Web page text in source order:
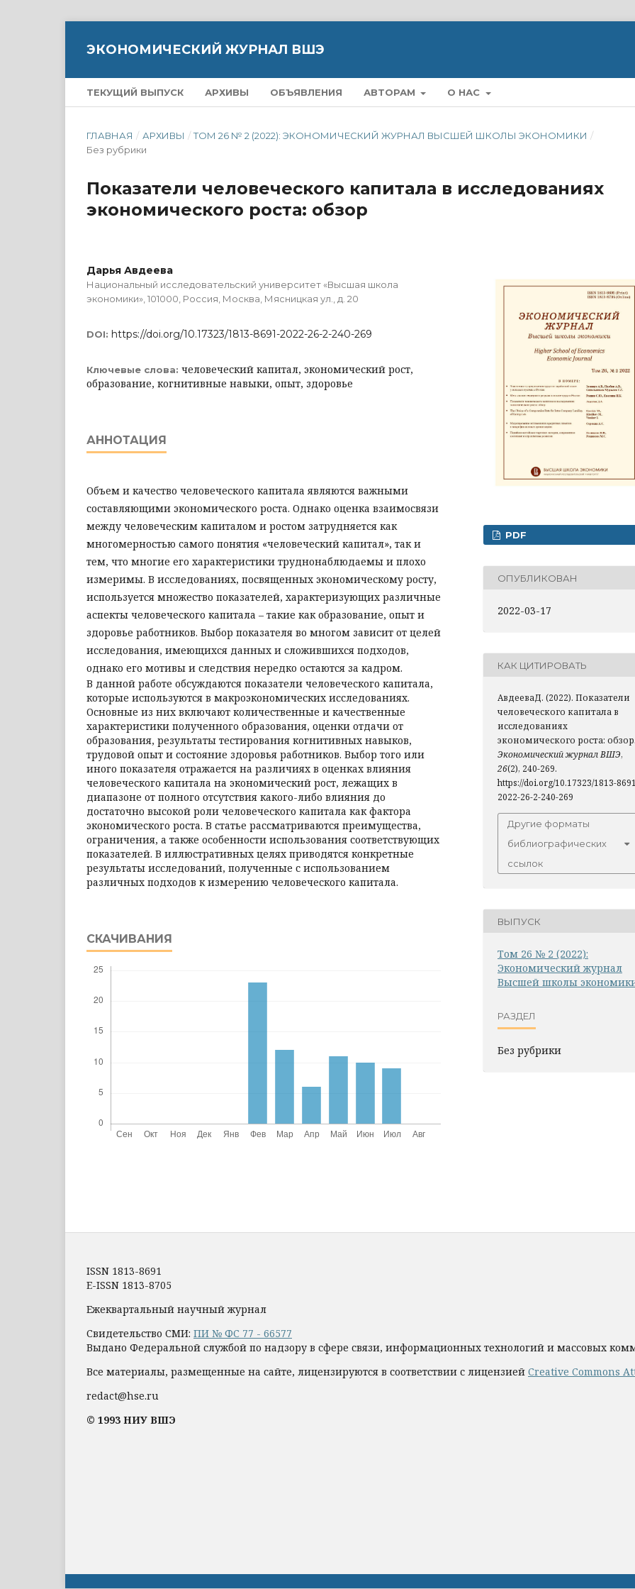
ЭКОНОМИЧЕСКИЙ ЖУРНАЛ ВШЭ
ТЕКУЩИЙ ВЫПУСК АРХИВЫ ОБЪЯВЛЕНИЯ АВТОРАМ О НАС
ГЛАВНАЯ / АРХИВЫ / ТОМ 26 № 2 (2022): ЭКОНОМИЧЕСКИЙ ЖУРНАЛ ВЫСШЕЙ ШКОЛЫ ЭКОНОМИКИ /
Без рубрики
Показатели человеческого капитала в исследованиях
экономического роста: обзор
Дарья Авдеева
Национальный исследовательский университет «Высшая школа
экономики», 101000, Россия, Москва, Мясницкая ул., д. 20
DOI: https://doi.org/10.17323/1813-8691-2022-26-2-240-269
Ключевые слова: человеческий капитал, экономический рост,
образование, когнитивные навыки, опыт, здоровье
АННОТАЦИЯ
Объем и качество человеческого капитала являются важными
составля­ющими экономического роста. Однако оценка взаимосвязи
между человеческим капиталом и ростом затрудняется как
многомерностью самого по­нятия «человеческий капитал», так и
тем, что многие его характеристики труднонаблюдаемы и плохо
измеримы. В исследованиях, посвященных эко­номическому росту,
используется множество показателей, характеризующих различные
аспекты человеческого капитала – такие как образование, опыт и
здоровье работников. Выбор показателя во многом зависит от целей
исследования, имеющихся данных и сложившихся подходов,
однако его мотивы и следствия нередко остаются за кадром.
В данной работе обсуждаются показатели человеческого капитала,
которые используются в макроэкономических исследованиях.
Основные из них включают количественные и качественные
характеристики полученного об­разования, оценки отдачи от
образования, результаты тестирования когнитивных навыков,
трудовой опыт и состояние здоровья работников. Выбор того или
иного показателя отражается на различиях в оценках влияния
человеческого капитала на экономический рост, лежащих в
диапазоне от полного отсутствия какого-либо влияния до
достаточно высокой роли человеческого капитала как фактора
экономического роста. В статье рассматриваются преимущества,
ограничения, а также особенности использования соответствующих
показателей. В иллюстративных целях приводятся конкретные
результаты исследований, полученные с использованием
различных подходов к измерению человеческого капитала.
СКАЧИВАНИЯ
PDF
ОПУБЛИКОВАН
2022-03-17
КАК ЦИТИРОВАТЬ
АвдееваД. (2022). Показатели
человеческого капитала в
исследованиях
экономического роста: обзор.
Экономический журнал ВШЭ,
26(2), 240-269.
https://doi.org/10.17323/1813-
2022-26-2-240-269
Другие форматы
библиографических
ссылок
ВЫПУСК
Том 26 № 2 (2022):
Экономический журнал
Высшей школы
РАЗДЕЛ
Без рубрики
ISSN 1813-8691
E-ISSN 1813-8705
Ежеквартальный научный журнал
Свидетельство СМИ: ПИ № ФС 77 - 66577
Выдано Федеральной службой по надзору в сфере связи, информационных технологий и массовых
Все материалы, размещенные на сайте, лицензируются в соответствии с лицензией Creative Commons
redact@hse.ru
© 1993 НИУ ВШЭ